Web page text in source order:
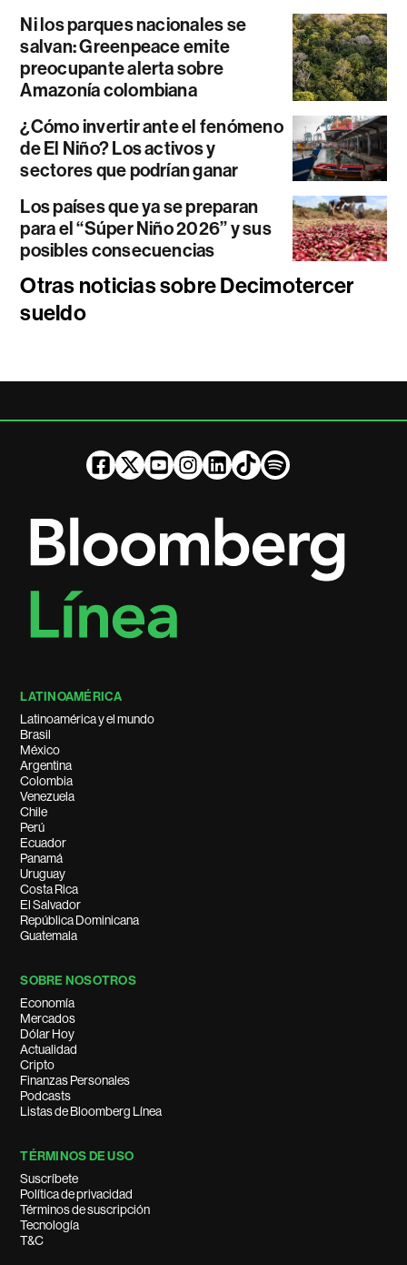
Ni los parques nacionales se
salvan: Greenpeace emite
preocupante alerta sobre
Amazonía colombiana
¿Cómo invertir ante el fenómeno
de El Niño? Los activos y
sectores que podrían ganar
Los países que ya se preparan
para el “Súper Niño 2026” y sus
posibles consecuencias
Otras noticias sobre Decimotercer
sueldo
LATINOAMÉRICA
Latinoamérica y el mundo
Brasil
México
Argentina
Colombia
Venezuela
Chile
Perú
Ecuador
Panamá
Uruguay
Costa Rica
El Salvador
República Dominicana
Guatemala
SOBRE NOSOTROS
Economía
Mercados
Dólar Hoy
Actualidad
Cripto
Finanzas Personales
Podcasts
Listas de Bloomberg Línea
TÉRMINOS DE USO
Suscríbete
Política de privacidad
Términos de suscripción
Tecnología
T&C